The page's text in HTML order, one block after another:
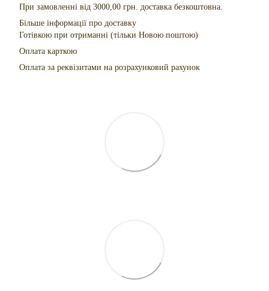
При замовленні від 3000,00 грн. доставка безкоштовна.
Більше інформації про доставку
Готівкою при отриманні (тільки Новою поштою)
Оплата карткою
Оплата за реквізитами на розрахунковий рахунок